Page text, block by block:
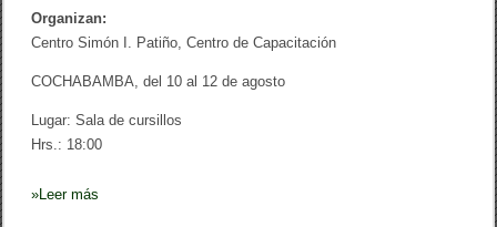
Organizan:
Centro Simón I. Patiño, Centro de Capacitación
COCHABAMBA, del 10 al 12 de agosto
Lugar: Sala de cursillos
Hrs.: 18:00
»Leer más